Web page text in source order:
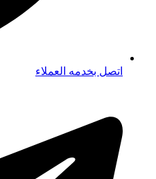
اتصل بخدمه العملاء